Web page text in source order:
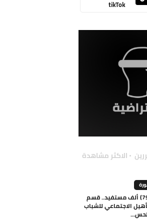
tikTok
الاكثر مشاهدة
بأكثر من (795) ألف مستفيد.. قسم
الاجتماعي للشباب